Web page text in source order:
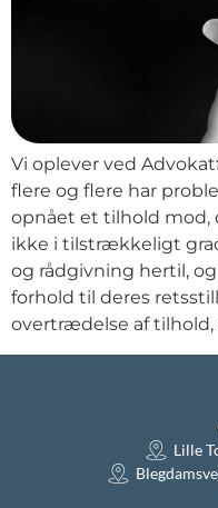
Vi oplever ved
flere og flere har
opnået et tilhold
ikke i tilstrækkeligt
og rådgivning hertil,
forhold til deres
overtrædelse af
Lille